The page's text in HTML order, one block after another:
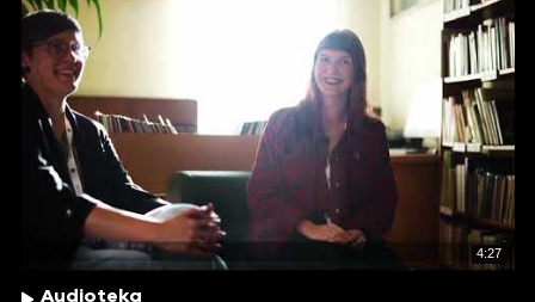
4:27
Audioteka